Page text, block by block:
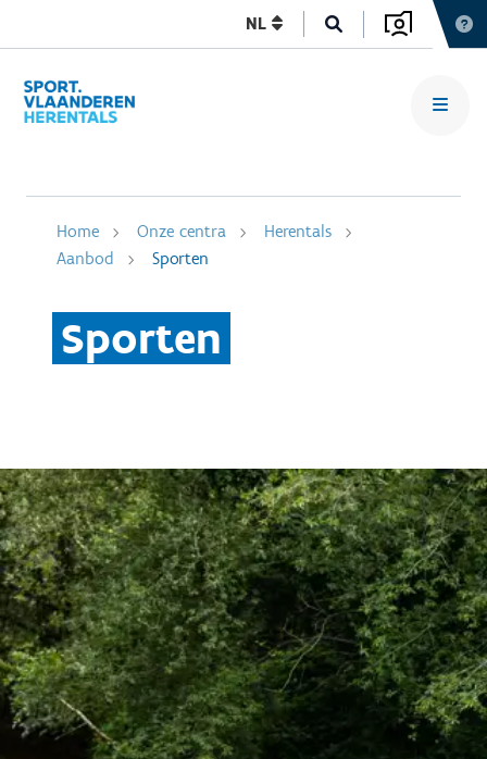
NL
Home Onze centra
Herentals
Aanbod
Sporten
Sporten